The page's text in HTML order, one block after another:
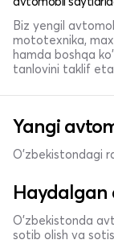
Biz yengil
mototexnika,
hamda boshqa
tanlovini taklif
Yangi
O'zbekistondagi
O'zbekistonda
sotib olish va